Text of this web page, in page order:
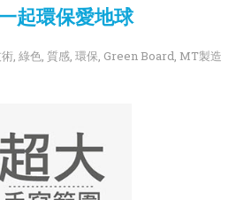
一起環保愛地球
, 綠色, 質感, 環保, Green Board, MT製造